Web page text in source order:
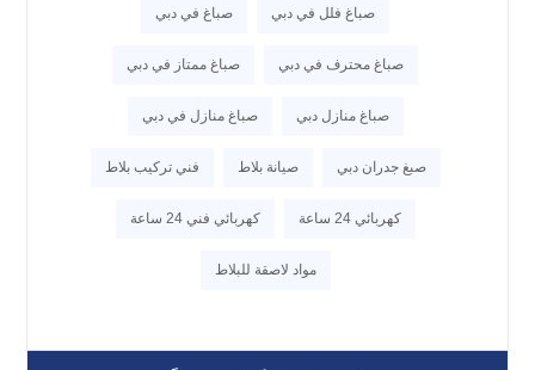
صباغ فلل في دبي صباغ في دبي
صباغ محترف في دبي صباغ ممتاز في دبي
صباغ منازل دبي صباغ منازل في دبي
صبغ جدران دبي صيانة بلاط فني تركيب بلاط
كهربائي 24 ساعة كهربائي فني 24 ساعة
مواد لاصقة للبلاط